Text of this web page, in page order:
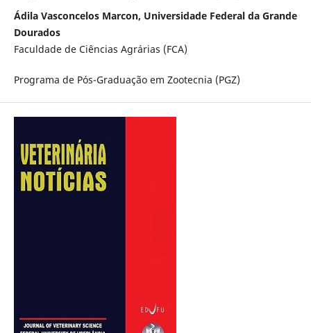
Ádila Vasconcelos Marcon, Universidade Federal da Grande
Dourados
Faculdade de Ciências Agrárias (FCA)
Programa de Pós-Graduação em Zootecnia (PGZ)